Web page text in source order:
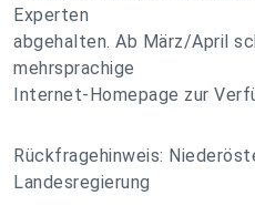
Experten
abgehalten. Ab März/April
mehrsprachige
Internet-Homepage zur
Rückfragehinweis:
Landesregierung